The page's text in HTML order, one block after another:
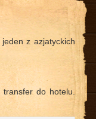
z azjatyckich
transfer do hotelu.